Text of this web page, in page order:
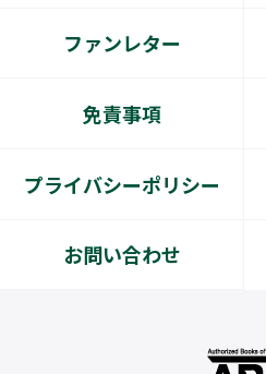
ファンレター
免責事項
プライバシーポリシー
お問い合わせ